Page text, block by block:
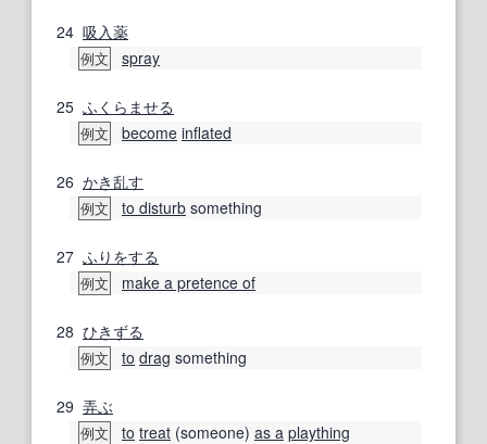
24 吸入薬
例文 spray
25 ふくらませる
例文 become inflated
26 かき乱す
例文 to disturb something
27 ふりをする
例文 make a pretence of
28 ひきずる
例文 to drag something
29 弄ぶ
例文 to treat (someone) as a plaything